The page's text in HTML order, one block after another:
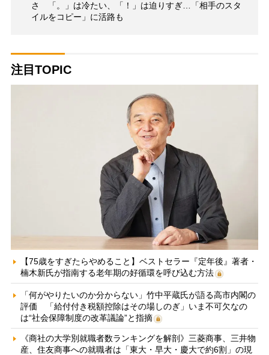
さ 「。」は冷たい、「！」は迫りすぎ…「相手のスタ
イルをコピー」に活路も
注目TOPIC
【75歳をすぎたらやめること】ベストセラー『定年後』著者・
楠木新氏が指南する老年期の好循環を呼び込む方法
「何がやりたいのか分からない」竹中平蔵氏が語る高市内閣の
評価 「給付付き税額控除はその場しのぎ」いま不可欠なの
は“社会保障制度の改革議論”と指摘
《商社の大学別就職者数ランキングを解剖》三菱商事、三井物
産、住友商事への就職者は「東大・早大・慶大で約6割」の現